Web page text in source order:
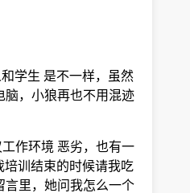
学生 是不一样，虽然
脑，小狼再也不用混迹
作环境 恶劣，也有一
训结束的时候请我吃
里，她问我怎么一个